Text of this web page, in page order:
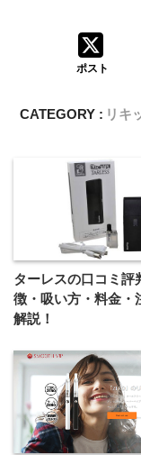
ポスト
CATEGORY : リキ
ターレスの口コミ評
徴・吸い方・料金・
解説！